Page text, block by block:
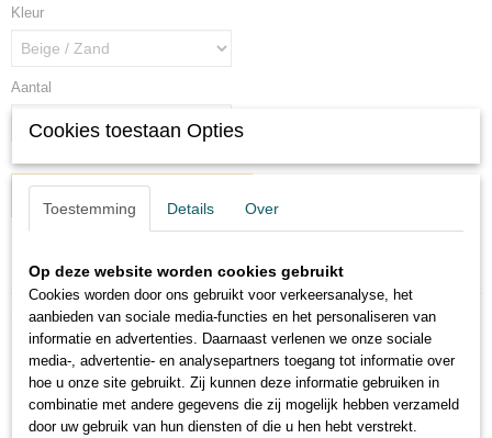
Kleur
Aantal
Specificaties
Omschrijving
Buckethat met vlag Achterhoek met
bandenspoor
Cookies toestaan Opties
Toestemming Details Over
Op deze website worden cookies gebruikt
Cookies worden door ons gebruikt voor verkeersanalyse, het
aanbieden van sociale media-functies en het personaliseren van
informatie en advertenties. Daarnaast verlenen we onze sociale
media-, advertentie- en analysepartners toegang tot informatie over
hoe u onze site gebruikt. Zij kunnen deze informatie gebruiken in
combinatie met andere gegevens die zij mogelijk hebben verzameld
door uw gebruik van hun diensten of die u hen hebt verstrekt.